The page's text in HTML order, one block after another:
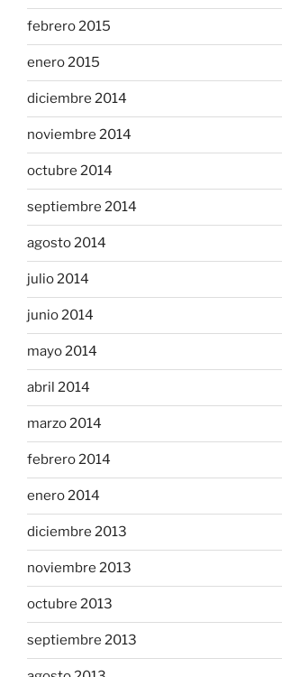
febrero 2015
enero 2015
diciembre 2014
noviembre 2014
octubre 2014
septiembre 2014
agosto 2014
julio 2014
junio 2014
mayo 2014
abril 2014
marzo 2014
febrero 2014
enero 2014
diciembre 2013
noviembre 2013
octubre 2013
septiembre 2013